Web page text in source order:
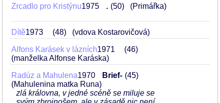
Zrcadlo pro Kristýnu1975 . 50 (Primářka)
Dítě1973 48 (vdova Kostarovičová)
Alfons Karásek v lázních1971
46
(manželka Alfonse Karáska)
Radúz a Mahulena1970 Brief- 45
(Mahulenina matka Runa)
zlá královna, v jedné scéně se miluje se